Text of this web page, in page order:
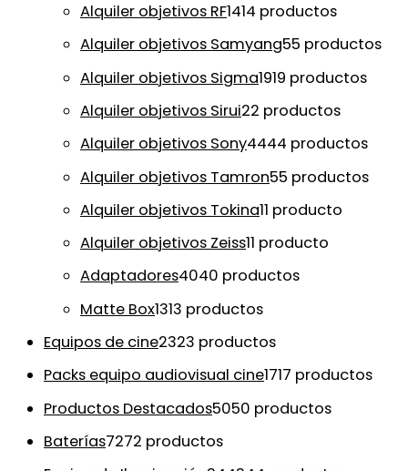
Alquiler objetivos RF1414 productos
Alquiler objetivos Samyang55 productos
Alquiler objetivos Sigma1919 productos
Alquiler objetivos Sirui22 productos
Alquiler objetivos Sony4444 productos
Alquiler objetivos Tamron55 productos
Alquiler objetivos Tokina11 producto
Alquiler objetivos Zeiss11 producto
Adaptadores4040 productos
Matte Box1313 productos
Equipos de cine2323 productos
Packs equipo audiovisual cine1717 productos
Productos Destacados5050 productos
Baterías7272 productos